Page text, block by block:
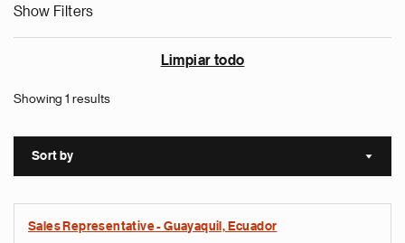
Show Filters
Limpiar todo
Showing 1 results
Sort by Sort
Sales Representative - Guayaquil, Ecuador